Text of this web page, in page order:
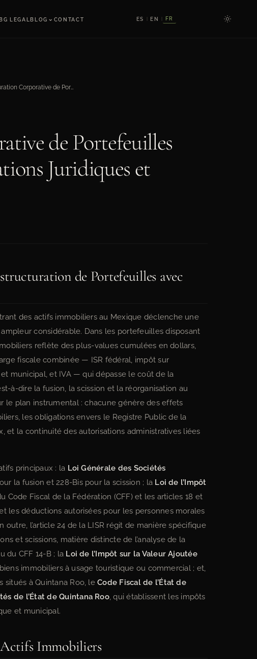
LEGALBLOG ⌄ CONTACT ES EN FR
Restructuration Corporative de Portefeuilles Immobiliers: Considérations Juridiques et Fiscales
de Portefeuilles
Juridiques et
de Portefeuilles avec
des actifs immobiliers au Mexique déclenche une
considérable. Dans les portefeuilles disposant
reflète des plus-values cumulées en dollars,
fiscale combinée — ISR fédéral, impôt sur
municipal, et IVA — qui dépasse le coût de la
à-dire la fusion, la scission et la réorganisation au
le plan instrumental : chacune génère des effets
les obligations envers le Registre Public de la
et la continuité des autorisations administratives liées
principaux : la Loi Générale des Sociétés
la fusion et 228-Bis pour la scission ; la Loi de l’Impôt
Code Fiscal de la Fédération (CFF) et les articles 18 et
les déductions autorisées pour les personnes morales
l’article 24 de la LISR régit de manière spécifique
et scissions, matière distincte de l’analyse de la
du CFF 14-B ; la Loi de l’Impôt sur la Valeur Ajoutée
immobiliers à usage touristique ou commercial ; et,
situés à Quintana Roo, leCode Fiscal de l’État de
de l’État de Quintana Roo, qui établissent les impôts
et municipal.
Actifs Immobiliers